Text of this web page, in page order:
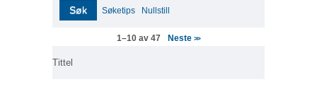
Søk Søketips Nullstill
1–10 av 47 Neste>>
Tittel